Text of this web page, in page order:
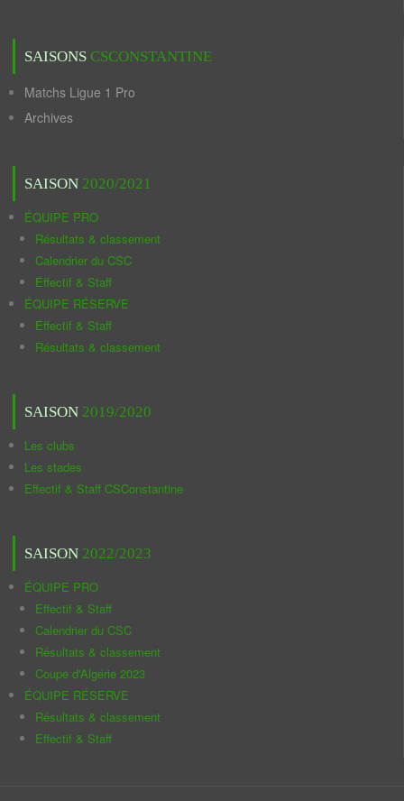
SAISONS CSCONSTANTINE
Matchs Ligue 1 Pro
Archives
SAISON 2020/2021
ÉQUIPE PRO
Résultats & classement
Calendrier du CSC
Effectif & Staff
ÉQUIPE RÉSERVE
Effectif & Staff
Résultats & classement
SAISON 2019/2020
Les clubs
Les stades
Effectif & Staff CSConstantine
SAISON 2022/2023
ÉQUIPE PRO
Effectif & Staff
Calendrier du CSC
Résultats & classement
Coupe d'Algérie 2023
ÉQUIPE RÉSERVE
Résultats & classement
Effectif & Staff